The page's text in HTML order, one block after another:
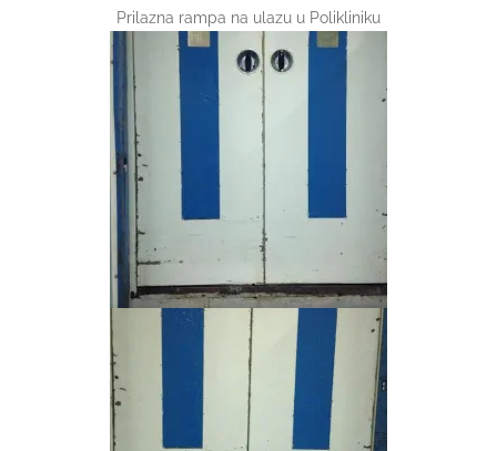
Prilazna rampa na ulazu u Polikliniku